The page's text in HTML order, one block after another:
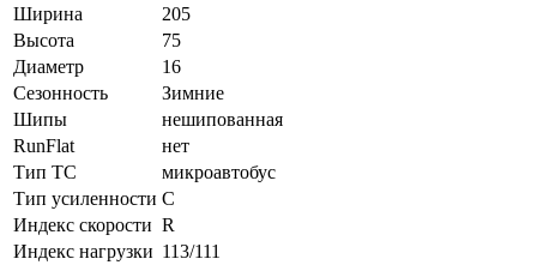
Ширина
205
Высота
75
Диаметр
16
Сезонность
Зимние
Шипы
нешипованная
RunFlat
нет
Тип ТС
микроавтобус
Тип усиленности C
Индекс скорости R
Индекс нагрузки 113/111